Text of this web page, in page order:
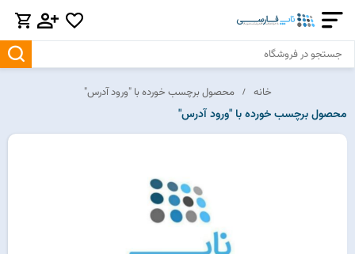
خانه محصول برچسب خورده با "ورود آدرس"
محصول برچسب خورده با "ورود آدرس"